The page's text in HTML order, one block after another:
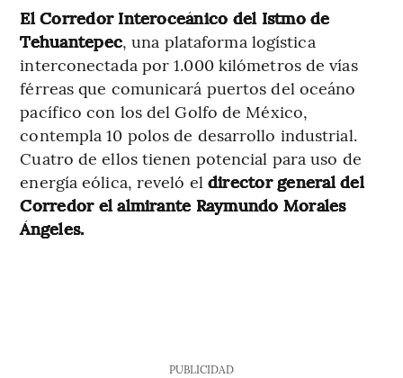
El Corredor Interoceánico del Istmo de
Tehuantepec, una plataforma logística
interconectada por 1.000 kilómetros de vías
férreas que comunicará puertos del oceáno
pacífico con los del Golfo de México,
contempla 10 polos de desarrollo industrial.
Cuatro de ellos tienen potencial para uso de
energía eólica, reveló el director general del
Corredor el almirante Raymundo Morales
Ángeles.
PUBLICIDAD